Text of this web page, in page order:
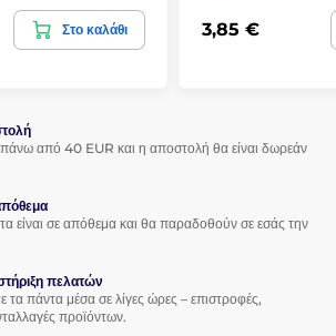
για iPhone XR
Στο καλάθι 3,85 €
από 40 EUR και η αποστολή θα είναι δωρεάν
είναι σε απόθεμα και θα παραδοθούν σε εσάς την
πελατών
τα πάντα μέσα σε λίγες ώρες – επιστροφές,
προϊόντων.